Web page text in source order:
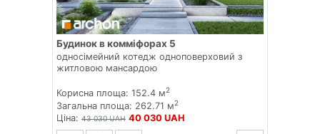
Будинок в комміфорах 5
односімейний котедж одноповерховий з
житловою мансардою
Корисна площа: 152.4 м2
Загальна площа: 262.71 м2
Ціна: 43 030 UAH 40 030 UAH